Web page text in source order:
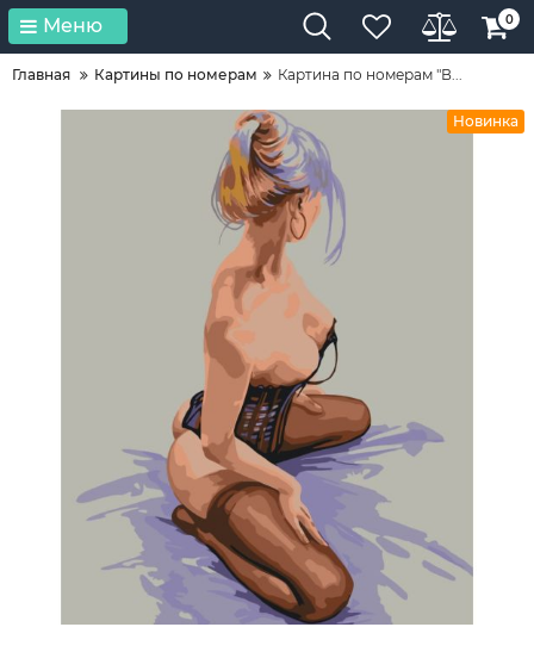
Меню 0
Главная Картины по номерам Картина по номерам "В...
Новинка